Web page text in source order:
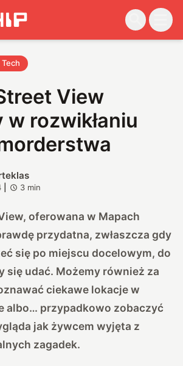
Tech
View
w rozwikłaniu
3 min
oferowana w Mapach
przydatna, zwłaszcza gdy
się po miejscu docelowym, do
się udać. Możemy również za
ciekawe lokacje w
albo… przypadkowo zobaczyć
jak żywcem wyjęta z
zagadek.